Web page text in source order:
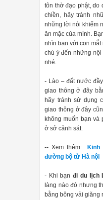
tôn thờ đạo phật, do
chiền, hãy tránh
những lời nói khiếm
ăn mặc của mình.
nhìn bạn với con
chú ý đến những
nhé.
- Lào – đất nước
giao thông ở đây
hãy tránh sử dụng
giao thông ở đây
không muốn bạn
ở sở cảnh sát.
-- Xem thêm:
Kinh
đường bộ từ Hà nội
- Khi bạnđi du lịch
làng nào đó nhưng
bằng bông vải giăng